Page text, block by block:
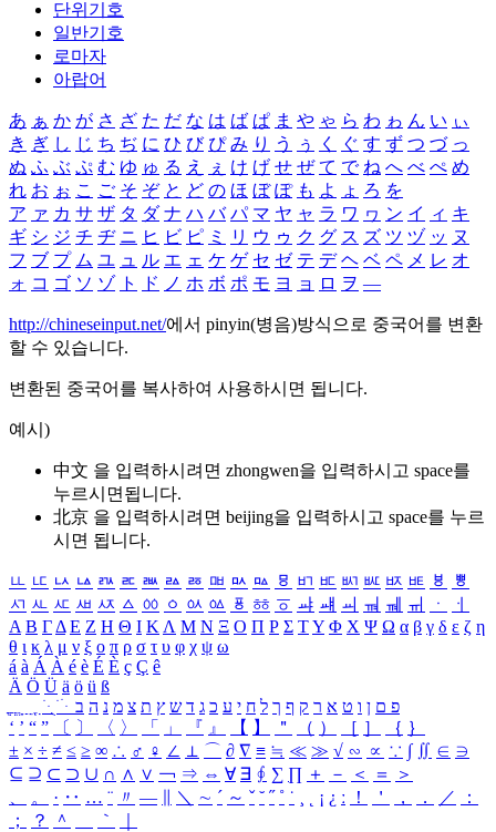
단위기호
일반기호
로마자
아랍어
あ ぁ か が さ ざ た だ な は ば ぱ ま や ゃ ら わ ゎ ん い ぃ
き ぎ し じ ち ぢ に ひ び ぴ み り う ぅ く ぐ す ず つ づ っ
ぬ ふ ぶ ぷ む ゆ ゅ る え ぇ け げ せ ぜ て で ね へ べ ぺ め
れ お ぉ こ ご そ ぞ と ど の ほ ぼ ぽ も よ ょ ろ を
ア ァ カ サ ザ タ ダ ナ ハ バ パ マ ヤ ャ ラ ワ ヮ ン イ ィ キ
ギ シ ジ チ ヂ ニ ヒ ビ ピ ミ リ ウ ゥ ク グ ス ズ ツ ヅ ッ ヌ
フ ブ プ ム ユ ュ ル エ ェ ケ ゲ セ ゼ テ デ ヘ ベ ペ メ レ オ
ォ コ ゴ ソ ゾ ト ド ノ ホ ボ ポ モ ヨ ョ ロ ヲ ―
http://chineseinput.net/에서 pinyin(병음)방식으로 중국어를 변환
할 수 있습니다.
변환된 중국어를 복사하여 사용하시면 됩니다.
예시)
中文 을 입력하시려면 zhongwen을 입력하시고 space를
누르시면됩니다.
北京 을 입력하시려면 beijing을 입력하시고 space를 누르
시면 됩니다.
ㅥ ㅦ ㅧ ㅨ ㅩ ㅪ ㅫ ㅬ ㅭ ㅮ ㅯ ㅰ ㅱ ㅲ ㅳ ㅴ ㅵ ㅶ ㅷ ㅸ
ㅹ
ㅺ ㅻ ㅼ ㅽ ㅾ ㅿ ㆀ ㆁ ㆂ ㆃ ㆄ ㆅ ㆆ ㆇ ㆈ ㆉ ㆊ ㆋ ㆌ ㆍ
ㆎ
Α Β ΓΔ Ε Ζ Η Θ Ι ΚΛ Μ Ν Ξ Ο Π Ρ Σ ΤΥ Φ Χ Ψ Ω α β γ δ ε ζ η
θ ι κ λ μ ν ξ ο π ρ σ τ υ φ χ ψ ω
á à Á À é è É È ç Ç ê
Ä Ö Ü ä ö ü ß
ִֶֹ ֻּ ׁׂ פ ם ן ו ט א ר ק ף ך ל ח י ע כ ג ד ש ץ ת צ מ נ ה ב
‘ ’ “ ” 〔 〕 〈 〉 「 」 『 』 【 】 ＂ （ ） ［ ］ ｛ ｝
± × ÷ ≠ ≤ ≥ ∞ ∴ ♂ ♀ ∠ ⊥ ⌒ ∂ ∇ ≡ ≒ ≪ ≫ √ ∽ ∝ ∵ ∫ ∬ ∈ ∋
⊆ ⊇ ⊂ ⊃ ∪ ∩ ∧ ∨ ￢ ⇒ ⇔ ∀ ∃ ∮ ∑ ∏ ＋ － ＜ ＝
＞
、
。 · ‥ … ¨ 〃 ― ＼ ∼ ´ ～ ˇ ˘ ˝ ˚ ˙ ¸ ¡ ¿ ː ！ ＇ ， ． ／
：
；
？ ＾ ｀